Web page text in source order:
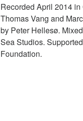
Recorded April 2014
Thomas Vang and
by Peter Hellesø.
Sea Studios.
Foundation.